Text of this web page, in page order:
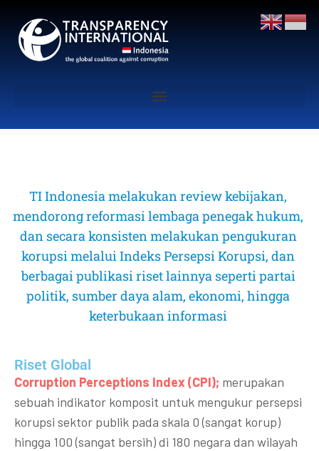
TI Indonesia melakukan review kebijakan,
mendorong reformasi lembaga penegak hukum,
dan secara konsisten melakukan pengukuran
korupsi melalui Indeks Persepsi Korupsi, dan
berbagai publikasi riset lainnya seperti partai
politik, sumber daya alam, ekonomi, hingga
keterbukaan informasi
Riset Global​
Corruption Perceptions Index (CPI); merupakan
sebuah indikator komposit untuk mengukur persepsi
korupsi sektor publik pada skala 0 (sangat korup)
hingga 100 (sangat bersih) di 180 negara dan wilayah